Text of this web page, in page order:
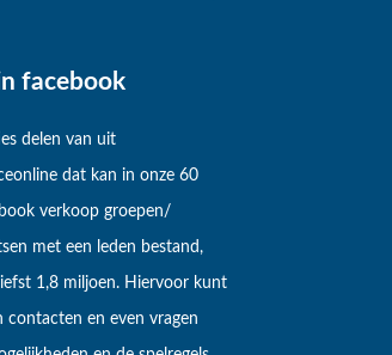
facebook
delen van uit
dat kan in onze 60
verkoop groepen/
met een leden bestand,
1,8 miljoen. Hiervoor kunt
contacten en even vragen